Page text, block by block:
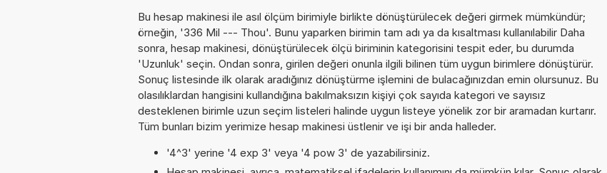
Bu hesap makinesi ile asıl ölçüm birimiyle birlikte dönüştürülecek değeri girmek mümkündür;
örneğin, '336 Mil --- Thou'. Bunu yaparken birimin tam adı ya da kısaltması kullanılabilir Daha
sonra, hesap makinesi, dönüştürülecek ölçü biriminin kategorisini tespit eder, bu durumda
'Uzunluk' seçin. Ondan sonra, girilen değeri onunla ilgili bilinen tüm uygun birimlere dönüştürür.
Sonuç listesinde ilk olarak aradığınız dönüştürme işlemini de bulacağınızdan emin olursunuz. Bu
olasılıklardan hangisini kullandığına bakılmaksızın kişiyi çok sayıda kategori ve sayısız
desteklenen birimle uzun seçim listeleri halinde uygun listeye yönelik zor bir aramadan kurtarır.
Tüm bunları bizim yerimize hesap makinesi üstlenir ve işi bir anda halleder.
'4^3' yerine '4 exp 3' veya '4 pow 3' de yazabilirsiniz.